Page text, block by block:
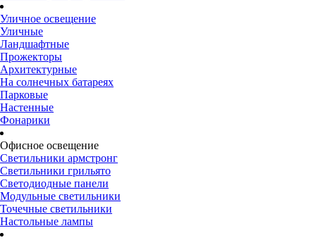
Уличное освещение
Уличные
Ландшафтные
Прожекторы
Архитектурные
На солнечных батареях
Парковые
Настенные
Фонарики
Офисное освещение
Светильники армстронг
Светильники грильято
Светодиодные панели
Модульные светильники
Точечные светильники
Настольные лампы